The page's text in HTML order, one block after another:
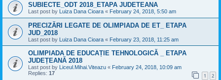
SUBIECTE_ODT 2018_ETAPA JUDETEANA
Last post by Luiza Dana Cioara « February 24, 2018, 5:50 am
PRECIZĂRI LEGATE DE OLIMPIADA DE ET_ ETAPA
JUD_2018
Last post by Luiza Dana Cioara « February 23, 2018, 11:25 am
OLIMPIADA DE EDUCAȚIE TEHNOLOGICĂ _ ETAPA
JUDEȚEANĂ 2018
Last post by Liceul.Mihai.Viteazu « February 24, 2018, 10:09 am
Replies: 17 1 2